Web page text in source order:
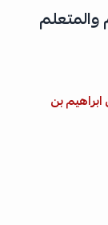
والمتعلم
بن